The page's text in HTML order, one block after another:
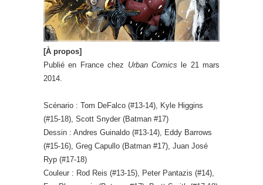
[À propos]
Publié en France chez Urban Comics le 21 mars
2014.
Scénario : Tom DeFalco (#13-14), Kyle Higgins
(#15-18), Scott Snyder (Batman #17)
Dessin : Andres Guinaldo (#13-14), Eddy Barrows
(#15-16), Greg Capullo (Batman #17), Juan José
Ryp (#17-18)
Couleur : Rod Reis (#13-15), Peter Pantazis (#14),